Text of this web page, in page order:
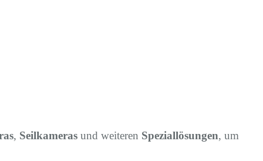
, Seilkameras und weiteren Speziallösungen, um